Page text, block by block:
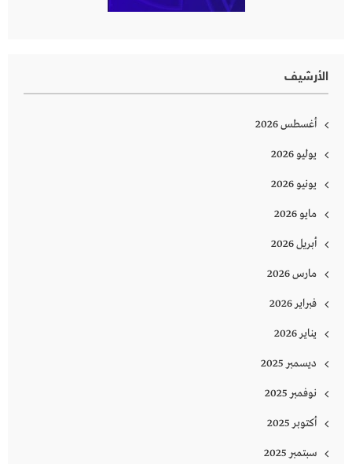
الأرشيف
أغسطس 2026
يوليو 2026
يونيو 2026
مايو 2026
أبريل 2026
مارس 2026
فبراير 2026
يناير 2026
ديسمبر 2025
نوفمبر 2025
أكتوبر 2025
سبتمبر 2025